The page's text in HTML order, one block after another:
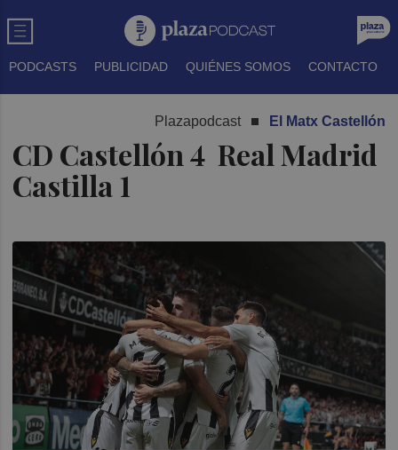
PODCASTS PUBLICIDAD QUIÉNES SOMOS CONTACTO
Plazapodcast El Matx Castellón
CD Castellón 4 Real Madrid
Castilla 1